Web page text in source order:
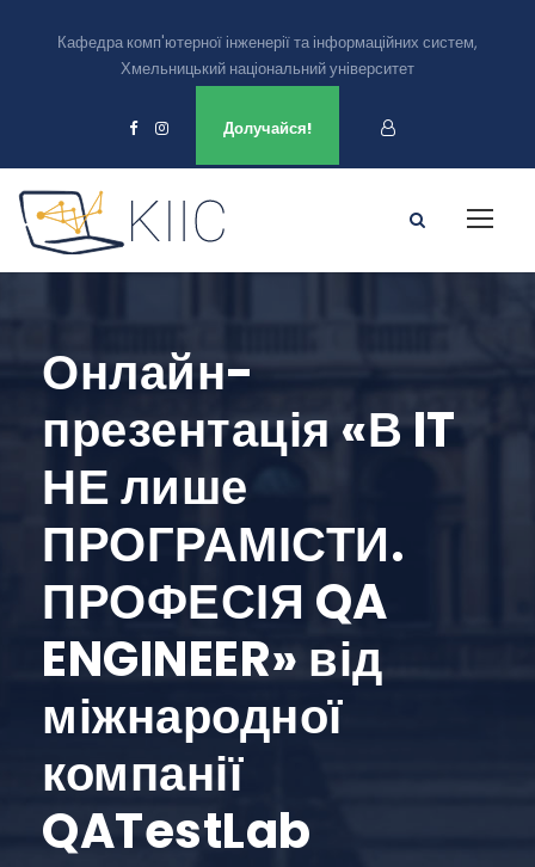
Кафедра комп'ютерної інженерії та інформаційних систем,
Хмельницький національний університет
Долучайся!
Онлайн-
презентація «В IT
НЕ лише
ПРОГРАМІСТИ.
ПРОФЕСІЯ QA
ENGINEER» від
міжнародної
компанії
QATestLab